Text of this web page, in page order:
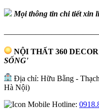
Mọi thông tin chi tiết xin
NỘI THẤT 360 DECOR
SỐNG'
Địa chỉ: Hữu Bằng -
Hà Nội)
Hotline: